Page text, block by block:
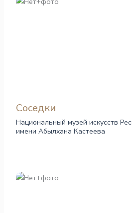
Соседки
Национальный музей искусств
имени Абылхана Кастеева